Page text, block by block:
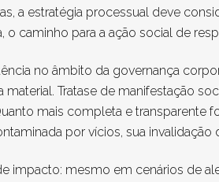
a estratégia processual deve
caminho para a ação social de
no âmbito da governança
Tratase de manifestação
mais completa e transparente
por vícios, sua
impacto: mesmo em cenários de